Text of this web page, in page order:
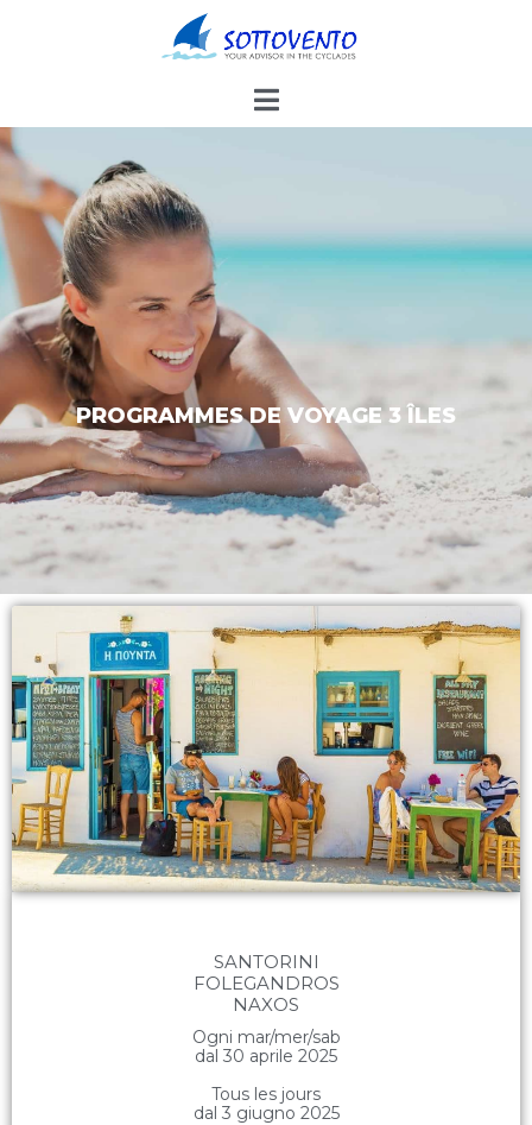
PROGRAMMES DE VOYAGE 3 ÎLES
SANTORINI
FOLEGANDROS
NAXOS
Ogni mar/mer/sab
dal 30 aprile 2025
Tous les jours
dal 3 giugno 2025